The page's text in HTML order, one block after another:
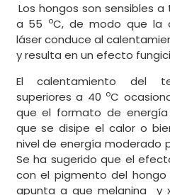
Los hongos son sensibles
a 55
oC, de modo que la
láser conduce al
y resulta en un efecto
El calentamiento del
superiores a 40 oC
que el formato de
que se disipe el calor o
nivel de energía moderado
Se ha sugerido que el
con el pigmento del
apunta a que melanina y